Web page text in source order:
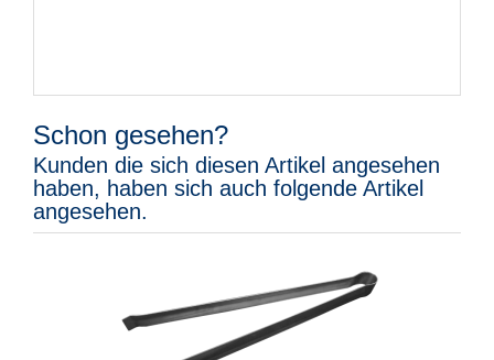
Schon gesehen?
Kunden die sich diesen Artikel angesehen
haben, haben sich auch folgende Artikel
angesehen.